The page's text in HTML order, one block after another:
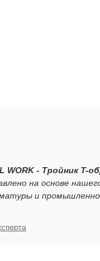
WORK - Тройник T-
на основе
и